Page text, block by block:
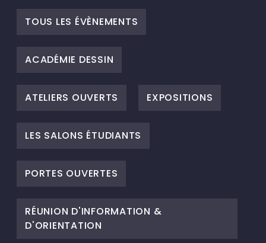
TOUS LES ÉVÈNEMENTS
ACADÉMIE DESSIN
ATELIERS OUVERTS EXPOSITIONS
LES SALONS ÉTUDIANTS
PORTES OUVERTES
RÉUNION D'INFORMATION &
D'ORIENTATION